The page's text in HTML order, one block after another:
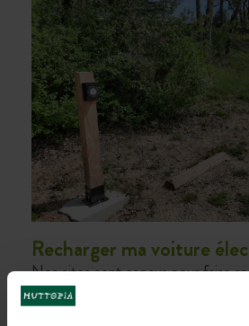
Recharger ma voiture
Nos sites sont conçus pour faire
d’énergie possible, en